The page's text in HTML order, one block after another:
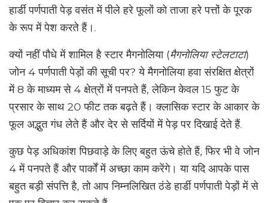
हार्डी पर्णपाती पेड़ वसंत में पीले हरे फूलों को ताजा हरे पत्तों के पूरक
के रूप में पेश करते हैं।.
क्यों नहीं पौधे में शामिल है स्टार मैगनोलिया (मैगनोलिया स्टेलटाटा)
जोन 4 पर्णपाती पेड़ों की सूची पर? ये मैगनोलिया हवा संरक्षित क्षेत्रों
में 8 के माध्यम से 4 क्षेत्रों में पनपते हैं, लेकिन केवल 15 फुट के
प्रसार के साथ 20 फीट तक बढ़ते हैं। क्लासिक स्टार के आकार के
फूल अद्भुत गंध लेते हैं और देर से सर्दियों में पेड़ पर दिखाई देते हैं.
कुछ पेड़ अधिकांश पिछवाड़े के लिए बहुत ऊंचे होते हैं, फिर भी वे जोन
4 में पनपते हैं और पार्कों में अच्छा काम करेंगे। या यदि आपके पास
बहुत बड़ी संपत्ति है, तो आप निम्नलिखित ठंडे हार्डी पर्णपाती पेड़ों में से